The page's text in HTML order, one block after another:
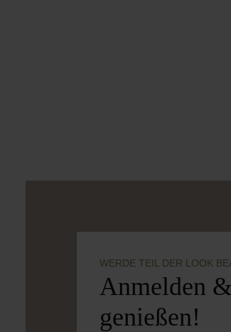
WERDE TEIL DER LOOK
Anmelden
genießen!